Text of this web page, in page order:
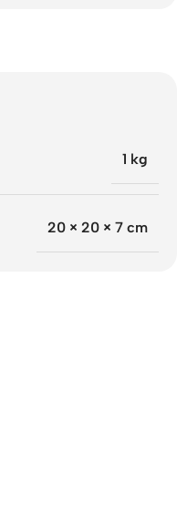
1 kg
20 × 20 × 7 cm